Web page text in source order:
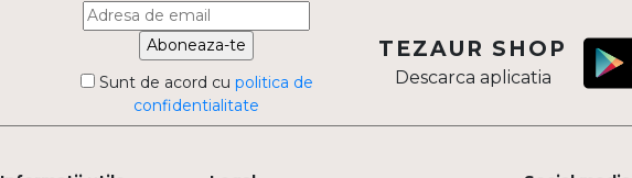
Aboneaza-te
Sunt de acord cu politica de
confidentialitate
TEZAUR SHOP
Descarca aplicatia